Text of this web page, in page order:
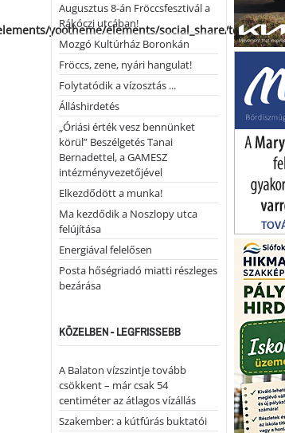
yootheme/elements/social_share/
Augusztus 8-án Fröccsfesztivál a
Rákóczi utcában!
Mozgó Kultúrház Boronkán
Fröccs, zene, nyári hangulat!
Folytatódik a vízosztás ...
Álláshirdetés
„Óriási érték vesz bennünket
körül” Beszélgetés Tanai
Bernadettel, a GAMESZ
intézményvezetőjével
Elkezdődött a munka!
Ma kezdődik a Noszlopy utca
felújítása
Energiával felelősen
Posta hőségriadó miatti részleges
bezárása
KÖZELBEN - LEGFRISSEBB
A Balaton vízszintje tovább
csökkent – már csak 54
centiméter az átlagos vízállás
Szakember: a kútfúrás buktatói